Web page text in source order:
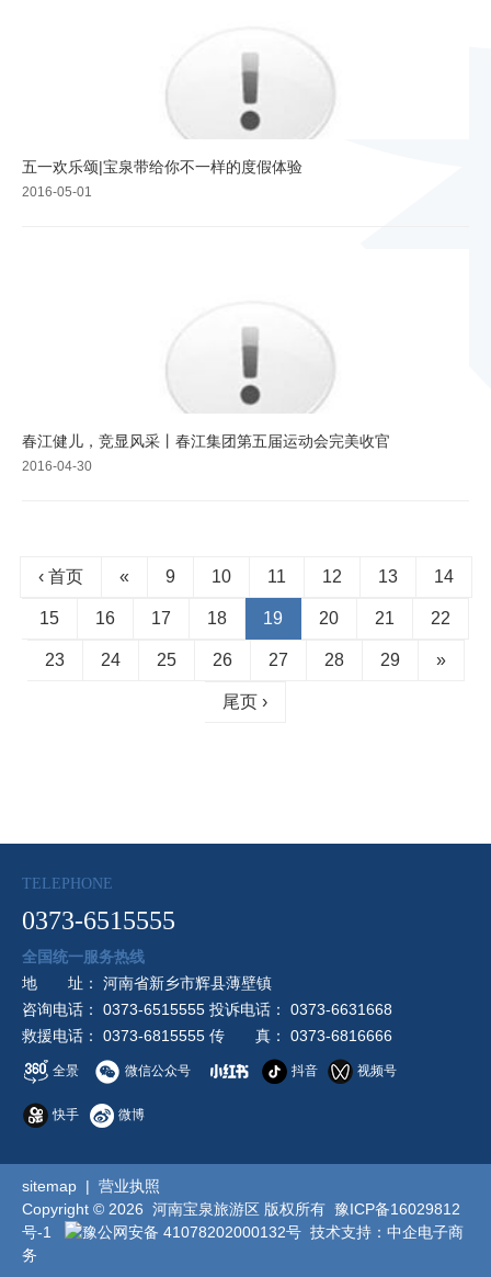
五一欢乐颂|宝泉带给你不一样的度假体验
2016-05-01
春江健儿，竞显风采丨春江集团第五届运动会完美收官
2016-04-30
‹ 首页 « 9 10 11 12 13 14
15 16 17 18 19 20 21 22
23 24 25 26 27 28 29 »
尾页 ›
TELEPHONE
0373-6515555
全国统一服务热线
地 址： 河南省新乡市辉县薄壁镇
咨询电话： 0373-6515555 投诉电话： 0373-6631668
救援电话： 0373-6815555 传 真： 0373-6816666
全景 微信公众号 抖音 视频号
快手 微博
sitemap | 营业执照
Copyright © 2026 河南宝泉旅游区 版权所有 豫ICP备16029812
号-1
豫公网安备 41078202000132号 技术支持： 中企电子商
务